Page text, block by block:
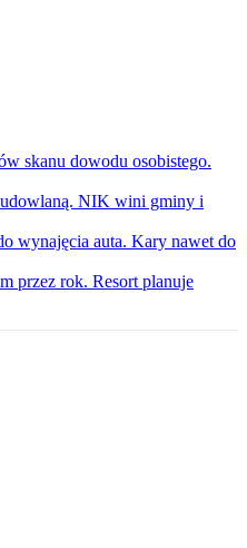
skanu dowodu osobistego.
NIK wini gminy i
wynajęcia auta. Kary nawet do
przez rok. Resort planuje